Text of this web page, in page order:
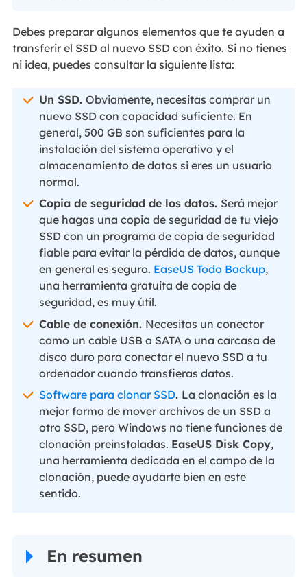
Debes preparar algunos elementos que te ayuden a
transferir el SSD al nuevo SSD con éxito. Si no tienes
ni idea, puedes consultar la siguiente lista:
Un SSD. Obviamente, necesitas comprar un
nuevo SSD con capacidad suficiente. En
general, 500 GB son suficientes para la
instalación del sistema operativo y el
almacenamiento de datos si eres un usuario
normal.
Copia de seguridad de los datos. Será mejor
que hagas una copia de seguridad de tu viejo
SSD con un programa de copia de seguridad
fiable para evitar la pérdida de datos, aunque
en general es seguro. EaseUS Todo Backup,
una herramienta gratuita de copia de
seguridad, es muy útil.
Cable de conexión. Necesitas un conector
como un cable USB a SATA o una carcasa de
disco duro para conectar el nuevo SSD a tu
ordenador cuando transfieras datos.
Software para clonar SSD. La clonación es la
mejor forma de mover archivos de un SSD a
otro SSD, pero Windows no tiene funciones de
clonación preinstaladas. EaseUS Disk Copy,
una herramienta dedicada en el campo de la
clonación, puede ayudarte bien en este
sentido.
En resumen